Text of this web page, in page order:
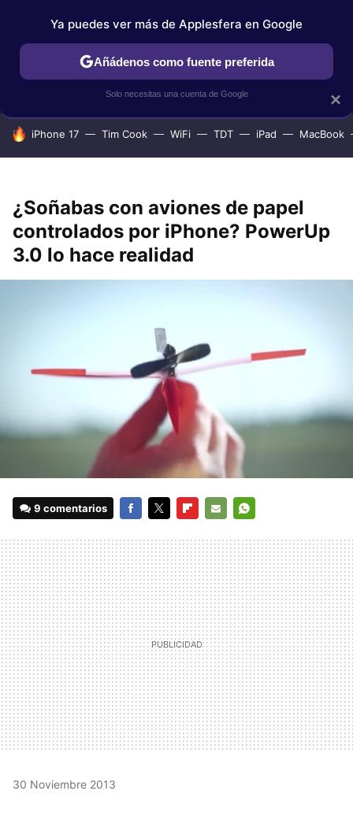
IPHONE TUTORIALES APPLESFERA SELECCIÓN
HOY SE HABLA DE
iPhone 17 Tim Cook WiFi TDT iPad MacBook
¿Soñabas con aviones de papel
controlados por iPhone? PowerUp
3.0 lo hace realidad
9 comentarios
MAIL
30 Noviembre 2013
×
Ya puedes ver más de Applesfera en Google
Añádenos como fuente preferida
Solo necesitas una cuenta de Google